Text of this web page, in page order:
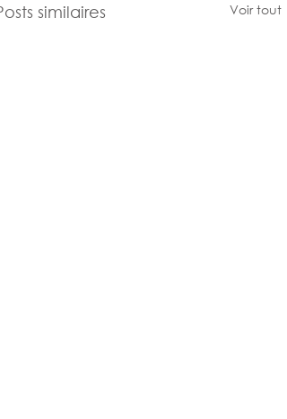
similaires Voir tout